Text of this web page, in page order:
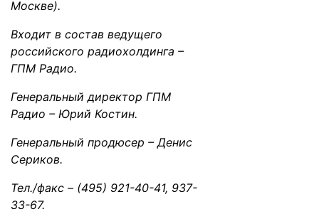
Москве).
Входит в состав ведущего
российского радиохолдинга –
ГПМ Радио.
Генеральный директор ГПМ
Радио – Юрий Костин.
Генеральный продюсер – Денис
Сериков.
Тел./факс – (495) 921-40-41, 937-
33-67.